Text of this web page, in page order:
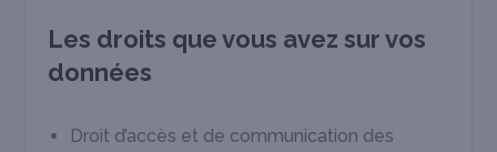
Les droits que vous avez sur vos
données
Droit d’accès et de communication des